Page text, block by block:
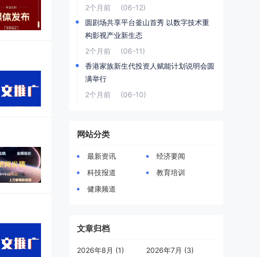
2个月前
(06-12)
圆剧场共享平台釜山首秀 以数字技术重
构影视产业新生态
2个月前
(06-11)
香港家族新生代投资人赋能计划说明会圆
满举行
2个月前
(06-10)
网站分类
最新资讯
经济要闻
科技报道
教育培训
健康频道
文章归档
2026年8月 (1)
2026年7月 (3)